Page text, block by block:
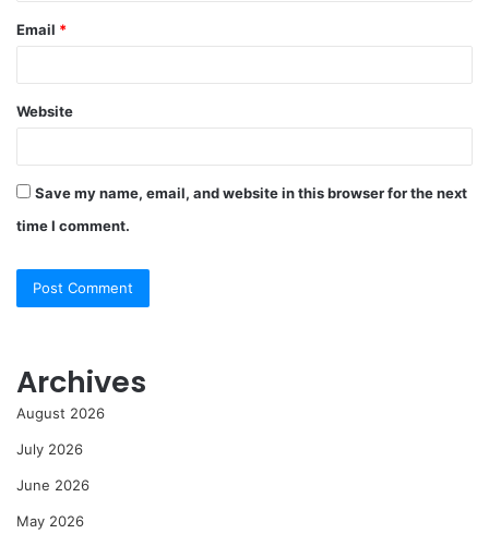
Email *
Website
Save my name, email, and website in this browser for the next
time I comment.
Archives
August 2026
July 2026
June 2026
May 2026